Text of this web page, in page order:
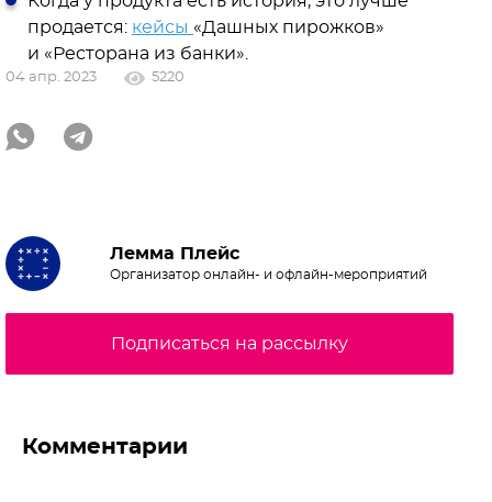
продается: кейсы «Дашных пирожков»
и «Ресторана из банки».
04 апр. 2023 5220
Лемма Плейс
Организатор онлайн- и офлайн-мероприятий
Подписаться на рассылку
Комментарии